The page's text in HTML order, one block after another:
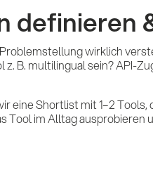
definieren
wirklich
B. multilingual sein? API-
eine Shortlist mit 1–2 Tools,
Tool im Alltag ausprobieren